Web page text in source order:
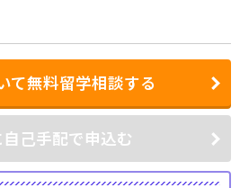
て無料留学相談する
己手配で申込む